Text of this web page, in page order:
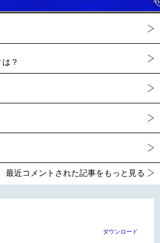
？
最近コメントされた記事をもっと見る
ダウンロード